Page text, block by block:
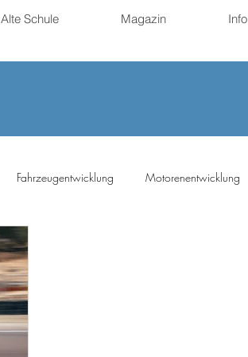
Alte Schule Magazin Info
Fahrzeugentwicklung Motorenentwicklung